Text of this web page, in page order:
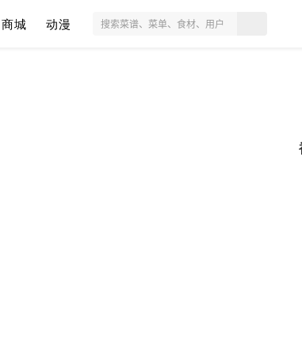
商城 动漫